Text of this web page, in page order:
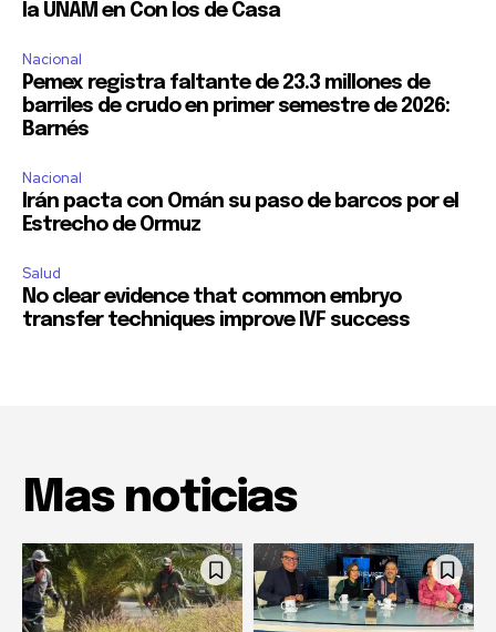
la UNAM en Con los de Casa
Nacional
Pemex registra faltante de 23.3 millones de
barriles de crudo en primer semestre de 2026:
Barnés
Nacional
Irán pacta con Omán su paso de barcos por el
Estrecho de Ormuz
Salud
No clear evidence that common embryo
transfer techniques improve IVF success
Mas noticias